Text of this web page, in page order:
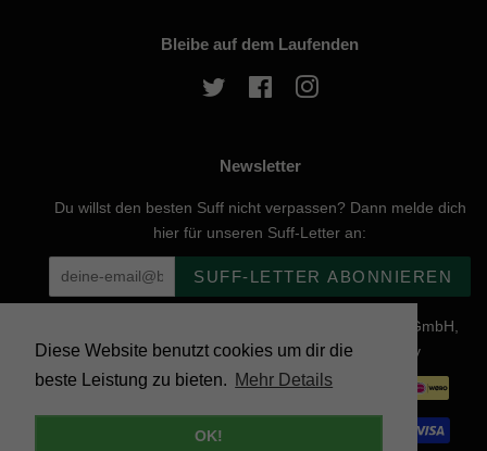
Diese Website benutzt cookies um dir die
beste Leistung zu bieten. Mehr Details
OK!
Bleibe auf dem Laufenden
Twitter Facebook
Newsletter
Du willst den besten Suff nicht verpassen? Dann melde dich
hier für unseren Suff-Letter an:
SUFF-LETTER ABONNIEREN
Urheberrecht © 2026, website created by Naturgenuss GmbH,
Nobelstraße 20, 12057 Berlin - Powered by Shopify
Zahlungsarten